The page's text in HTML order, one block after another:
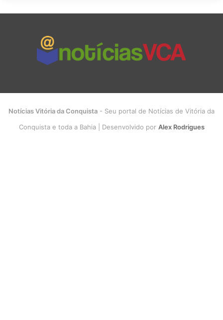
Notícias Vitória da Conquista - Seu portal de Notícias de Vitória da
Conquista e toda a Bahia | Desenvolvido por Alex Rodrigues